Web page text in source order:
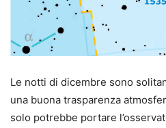
Le notti di dicembre sono
una buona trasparenza
solo potrebbe portare